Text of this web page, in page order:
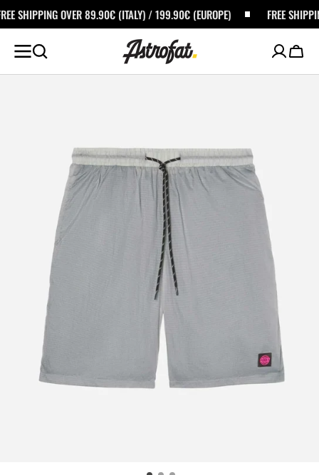
AL
OVER 89.90€ (ITALY) / 199.90€ (EUROPE) FREE SHIPPING OVER
Apri
media
primo
piano
nella
visualizzazione
Galleria